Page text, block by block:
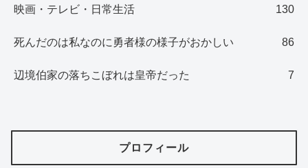
映画・テレビ・日常生活 130
死んだのは私なのに勇者様の様子がおかしい 86
辺境伯家の落ちこぼれは皇帝だった 7
プロフィール